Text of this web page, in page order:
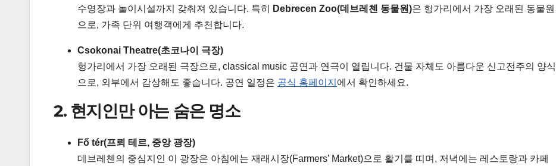
수영장과 놀이시설까지 갖춰져 있습니다. 특히
Debrecen Zoo(데브레첸 동물원)은 헝가리에서 가장 오래된 동물원
으로, 가족 단위 여행객에게 추천합니다.
Csokonai Theatre(초코나이 극장)
헝가리에서 가장 오래된 극장으로, classical music 공연과 연극이 열립니다. 건물 자체도 아름다운 신고전주의 양식
으로, 외부에서 감상해도 좋습니다. 공연 일정은 공식 홈페이지 에서 확인하세요.
2. 현지인만 아는 숨은 명소
Fő tér(프뢰 테르, 중앙 광장)
데브레첸의 중심지인 이 광장은 아침에는 재래시장(Farmers’ Market)으로 활기를 띠며, 저녁에는 레스토랑과 카페